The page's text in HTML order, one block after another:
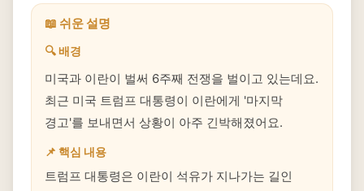
📖 쉬운 설명
🔍 배경
미국과 이란이 벌써 6주째 전쟁을 벌이고 있는데요.
최근 미국 트럼프 대통령이 이란에게 '마지막
경고'를 보내면서 상황이 아주 긴박해졌어요.
📌 핵심 내용
트럼프 대통령은 이란이 석유가 지나가는 길인